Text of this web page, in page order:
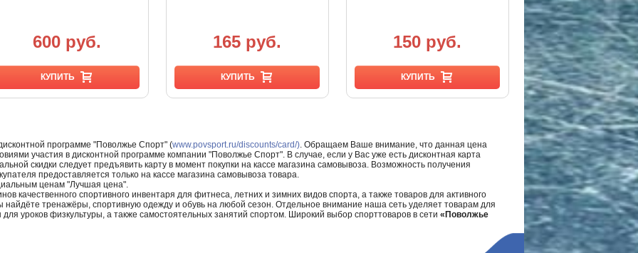
600 руб.
КУПИТЬ
165 руб.
КУПИТЬ
150 руб.
КУПИТЬ
программе "Поволжье Спорт" (www.povsport.ru/discounts/card/). Обращаем Ваше внимание, что данная цена
участия в дисконтной программе компании "Поволжье Спорт". В случае, если у Вас уже есть дисконтная карта
скидки следует предъявить карту в момент покупки на кассе магазина самовывоза. Возможность получения
предоставляется только на кассе магазина самовывоза товара.
ценам "Лучшая цена".
качественного спортивного инвентаря для фитнеса, летних и зимних видов спорта, а также товаров для активного
тренажёры, спортивную одежду и обувь на любой сезон. Отдельное внимание наша сеть уделяет товарам для
уроков физкультуры, а также самостоятельных занятий спортом. Широкий выбор спорттоваров в сети «Поволжье